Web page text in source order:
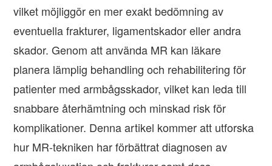
vilket möjliggör en mer exakt bedömning av
eventuella frakturer, ligamentskador eller andra
skador. Genom att använda MR kan läkare
planera lämplig behandling och rehabilitering för
patienter med armbågsskador, vilket kan leda till
snabbare återhämtning och minskad risk för
komplikationer. Denna artikel kommer att utforska
hur MR-tekniken har förbättrat diagnosen av